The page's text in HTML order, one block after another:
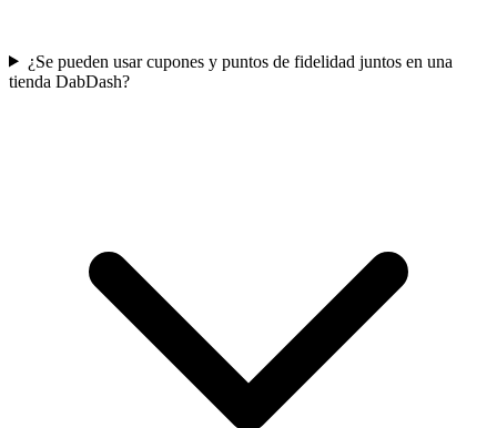
¿Se pueden usar cupones y puntos de fidelidad juntos en una
tienda DabDash?